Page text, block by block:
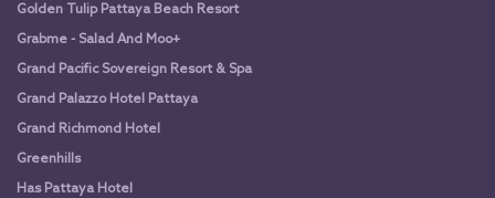
Golden Tulip Pattaya Beach Resort
Grabme - Salad And Moo+
Grand Pacific Sovereign Resort & Spa
Grand Palazzo Hotel Pattaya
Grand Richmond Hotel
Greenhills
Has Pattaya Hotel